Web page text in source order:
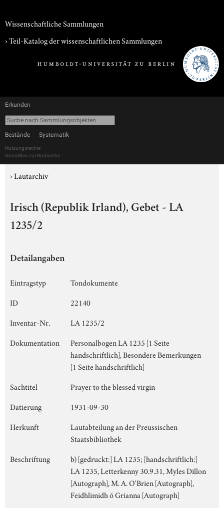
Wissenschaftliche Sammlungen
› Teil-Katalog der wissenschaftlichen Sammlungen
Erkunden
Bestände Systematik
Nutzungsrechte
Anmelden zur Recherche
›Lautarchiv
Irisch (Republik Irland), Gebet - LA
1235/2
Detailangaben
Eintragstyp
Tondokumente
ID
22140
Inventar-Nr.
LA 1235/2
Dokumentation
Personalbogen LA 1235 [1 Seite
handschriftlich], Besondere Bemerkungen
[1 Seite handschriftlich]
Sachtitel
Prayer to the blessed virgin
Datierung
1931-09-30
Herkunft
Lautabteilung an der Preussischen
Staatsbibliothek
Beschriftung
b) [gedruckt:] LA 1235; [handschriftlich:]
LA 1235, Letterkenny 30.9.31, Myles Dillon
[Autograph], M. A. O'Brien [Autograph],
Feidhlimidh ó Grianna [Autograph]